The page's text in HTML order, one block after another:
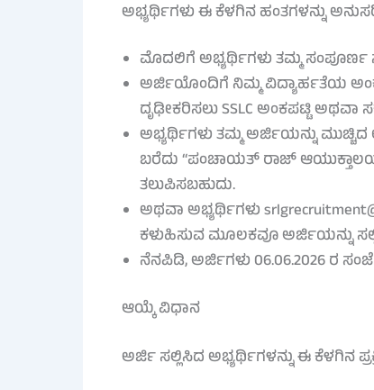
ಅಭ್ಯರ್ಥಿಗಳು ಈ ಕೆಳಗಿನ ಹಂತಗಳನ್ನು
ಮೊದಲಿಗೆ ಅಭ್ಯರ್ಥಿಗಳು ತಮ್ಮ ಸಂಪೂರ್ಣ
ಅರ್ಜಿಯೊಂದಿಗೆ ನಿಮ್ಮ ವಿದ್ಯಾರ್ಹತೆಯ
ದೃಢೀಕರಿಸಲು SSLC ಅಂಕಪಟ್ಟಿ
ಅಭ್ಯರ್ಥಿಗಳು ತಮ್ಮ ಅರ್ಜಿಯನ್ನು
ಬರೆದು “ಪಂಚಾಯತ್ ರಾಜ್ ಆಯುಕ್ತಾಲಯ,
ತಲುಪಿಸಬಹುದು.
ಅಥವಾ ಅಭ್ಯರ್ಥಿಗಳು
ಕಳುಹಿಸುವ ಮೂಲಕವೂ ಅರ್ಜಿಯನ್ನು
ನೆನಪಿಡಿ, ಅರ್ಜಿಗಳು 06.06.2026 ರ
ಆಯ್ಕೆ ವಿಧಾನ
ಅರ್ಜಿ ಸಲ್ಲಿಸಿದ ಅಭ್ಯರ್ಥಿಗಳನ್ನು ಈ ಕೆಳಗಿನ